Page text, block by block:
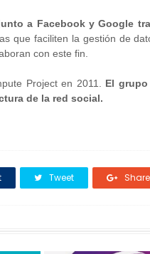
a Facebook y Google
que faciliten la gestión de
con este fin.
Project en 2011. El
de la red social.
Tweet